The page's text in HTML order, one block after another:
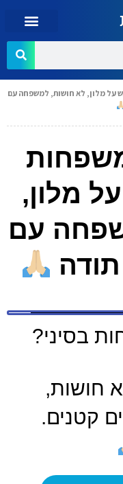
על מלון, לא חושות, למשפחה עם
מלון,
עם
בסיני?
חושות,
קטנים.